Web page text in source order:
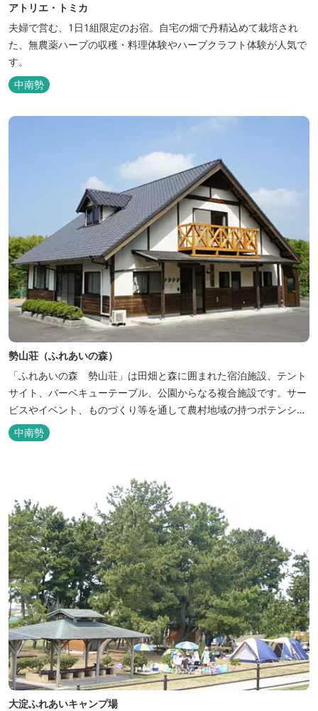
アトリエ・トミカ
夫婦で営む、1日1組限定のお宿。自宅の畑で丹精込めて栽培され
た、無農薬ハーブの収穫・料理体験やハーブクラフト体験が人気で
す。
中南勢
勢山荘（ふれあいの森）
「ふれあいの森 勢山荘」は田畑と森に囲まれた宿泊施設、テント
サイト、バーベキューテーブル、公園からなる複合施設です。サー
ビスやイベント、ものづくり等を通して農村地域の持つポテンシャ
ルを発信しています。 めだかやタガメなど水生生物が生息し、初夏
にはホタルが飛び交う「メダカ池」や、約９０００本のあじさいが
い田舎にタイムスリップしてみま...
中南勢
大淀ふれあいキャンプ場